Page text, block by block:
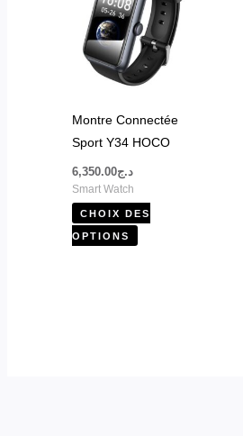
Montre Connectée
Sport Y34 HOCO
د.ج6,350.00
Smart Watch
CHOIX DES
OPTIONS
plusieurs
variations.
Les
options
peuvent
être
la
page
du